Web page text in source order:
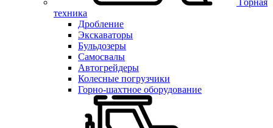
Горная
техника
Дробление
Экскаваторы
Бульдозеры
Самосвалы
Автогрейдеры
Колесные погрузчики
Горно-шахтное оборудование